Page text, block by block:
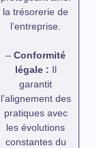
la trésorerie de
l’entreprise.
–Conformité
légale : Il
garantit
l’alignement des
pratiques avec
les évolutions
constantes du